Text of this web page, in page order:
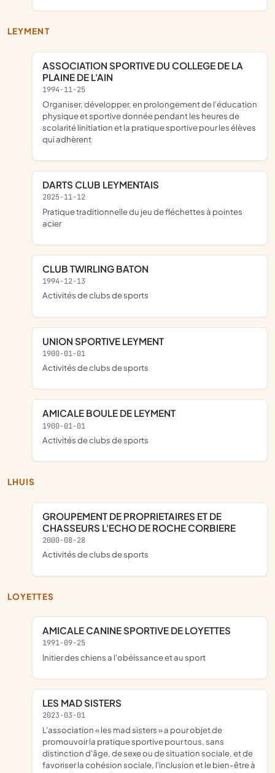
LEYMENT
ASSOCIATION SPORTIVE DU COLLEGE DE LA
PLAINE DE L'AIN
1994-11-25
organiser, développer, en prolongement de l'éducation
physique et sportive donnée pendant les heures de
scolarité linitiation et la pratique sportive pour les élèves
qui adhèrent
DARTS CLUB LEYMENTAIS
2025-11-12
pratique traditionnelle du jeu de fléchettes à pointes
acier
CLUB TWIRLING BATON
1994-12-13
Activités de clubs de sports
UNION SPORTIVE LEYMENT
1900-01-01
Activités de clubs de sports
AMICALE BOULE DE LEYMENT
1900-01-01
Activités de clubs de sports
LHUIS
GROUPEMENT DE PROPRIETAIRES ET DE
CHASSEURS L'ECHO DE ROCHE CORBIERE
2000-08-28
Activités de clubs de sports
LOYETTES
AMICALE CANINE SPORTIVE DE LOYETTES
1991-09-25
initier des chiens a l'obéissance et au sport
LES MAD SISTERS
2023-03-01
l'association « les mad sisters » a pour objet de
promouvoir la pratique sportive pour tous, sans
distinction d'âge, de sexe ou de situation sociale, et de
favoriser la cohésion sociale, l'inclusion et le bien-être à